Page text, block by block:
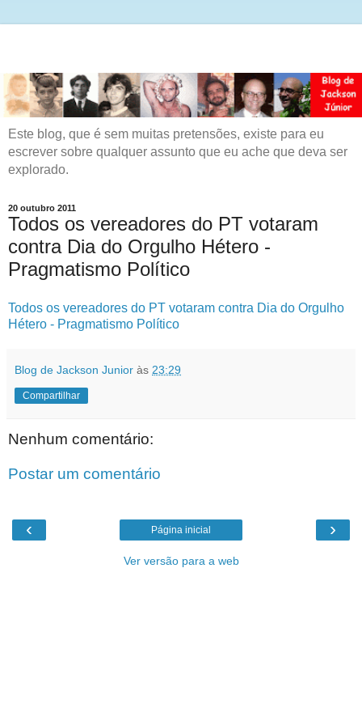
Este blog, que é sem muitas pretensões, existe para eu
escrever sobre qualquer assunto que eu ache que deva ser
explorado.
20 outubro 2011
Todos os vereadores do PT votaram
contra Dia do Orgulho Hétero -
Pragmatismo Político
Todos os vereadores do PT votaram contra Dia do Orgulho
Hétero - Pragmatismo Político
Blog de Jackson Junior às 23:29
Compartilhar
Nenhum comentário:
Postar um comentário
‹ ›
Página inicial
Ver versão para a web